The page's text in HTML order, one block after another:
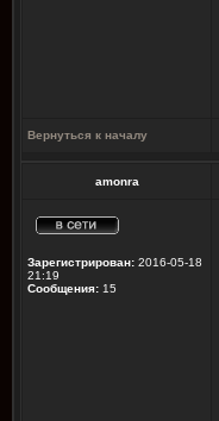
Вернуться к началу
amonra
Зарегистрирован: 2016-05-18
21:19
Сообщения: 15